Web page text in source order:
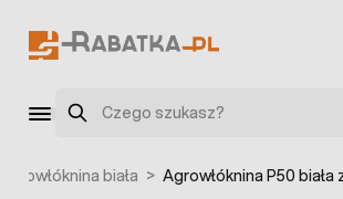
Szukaj
biała > Agrowłóknina P50 biała